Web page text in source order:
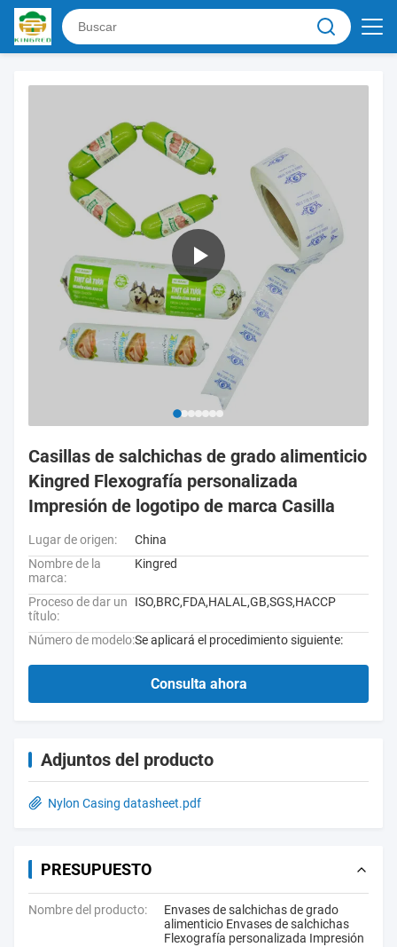
Casillas de salchichas de grado alimenticio
Kingred Flexografía personalizada
Impresión de logotipo de marca Casilla
Lugar de origen:
China
Nombre de la
marca:
Kingred
Proceso de dar un
título:
ISO,BRC,FDA,HALAL,GB,SGS,HACCP
Número de modelo:Se aplicará el procedimiento siguiente:
Consulta ahora
Adjuntos del producto
Nylon Casing datasheet.pdf
PRESUPUESTO
Nombre del producto:
Envases de salchichas de grado
alimenticio Envases de salchichas
Flexografía personalizada Impresión